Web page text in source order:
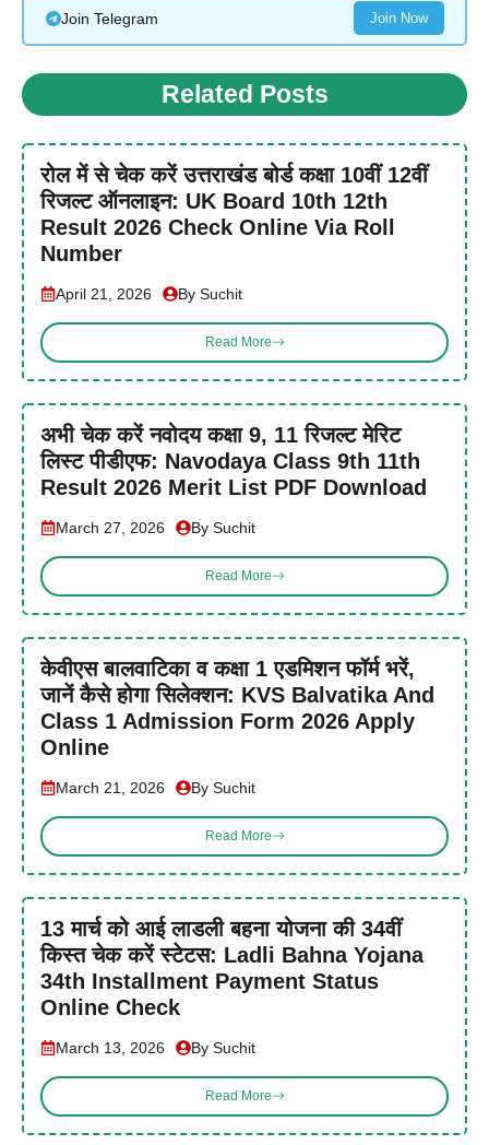
Join Telegram Join Now
Related Posts
रोल में से चेक करें उत्तराखंड बोर्ड कक्षा 10वीं 12वीं
रिजल्ट ऑनलाइन: UK Board 10th 12th
Result 2026 Check Online Via Roll
Number
April 21, 2026 By Suchit
Read More
अभी चेक करें नवोदय कक्षा 9, 11 रिजल्ट मेरिट
लिस्ट पीडीएफ: Navodaya Class 9th 11th
Result 2026 Merit List PDF Download
March 27, 2026 By Suchit
Read More
केवीएस बालवाटिका व कक्षा 1 एडमिशन फॉर्म भरें,
जानें कैसे होगा सिलेक्शन: KVS Balvatika And
Class 1 Admission Form 2026 Apply
Online
March 21, 2026 By Suchit
Read More
13 मार्च को आई लाडली बहना योजना की 34वीं
किस्त चेक करें स्टेटस: Ladli Bahna Yojana
34th Installment Payment Status
Online Check
March 13, 2026 By Suchit
Read More